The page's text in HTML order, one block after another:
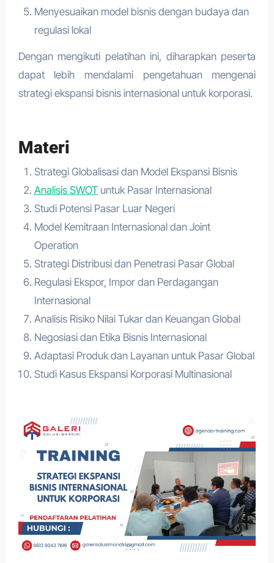
Menyesuaikan model bisnis dengan budaya dan
regulasi lokal
Dengan mengikuti pelatihan ini, diharapkan peserta
dapat lebih mendalami pengetahuan mengenai
strategi ekspansi bisnis internasional untuk korporasi.
Materi
Strategi Globalisasi dan Model Ekspansi Bisnis
Analisis SWOTuntuk Pasar Internasional
Studi Potensi Pasar Luar Negeri
Model Kemitraan Internasional dan Joint
Operation
Strategi Distribusi dan Penetrasi Pasar Global
Regulasi Ekspor, Impor dan Perdagangan
Internasional
Analisis Risiko Nilai Tukar dan Keuangan Global
Negosiasi dan Etika Bisnis Internasional
Adaptasi Produk dan Layanan untuk Pasar Global
Studi Kasus Ekspansi Korporasi Multinasional